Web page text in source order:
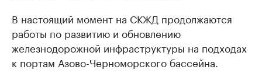
В настоящий момент на СКЖД продолжаются
работы по развитию и обновлению
железнодорожной инфраструктуры на подходах
к портам Азово-Черноморского бассейна.